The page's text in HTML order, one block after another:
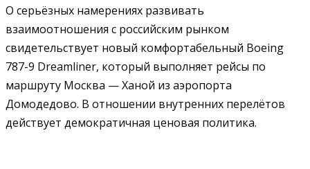
О серьёзных намерениях развивать
взаимоотношения с российским рынком
свидетельствует новый комфортабельный Boeing
787-9 Dreamliner, который выполняет рейсы по
маршруту Москва — Ханой из аэропорта
Домодедово. В отношении внутренних перелётов
действует демократичная ценовая политика.